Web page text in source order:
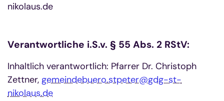
nikolaus.de
Verantwortliche i.S.v. § 55 Abs. 2 RStV:
Inhaltlich verantwortlich: Pfarrer Dr. Christoph
Zettner, gemeindebuero.stpeter@gdg-st-
nikolaus.de